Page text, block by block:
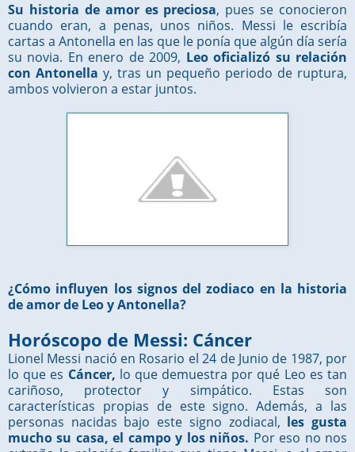
Su historia de amor es preciosa, pues se conocieron
cuando eran, a penas, unos niños. Messi le escribía
cartas a Antonella en las que le ponía que algún día sería
su novia. En enero de 2009, Leo oficializó su relación
con Antonella y, tras un pequeño periodo de ruptura,
ambos volvieron a estar juntos.
¿Cómo influyen los signos del zodiaco en la historia
de amor de Leo y Antonella?
Horóscopo de Messi: Cáncer
Lionel Messi nació en Rosario el 24 de Junio de 1987, por
lo que es Cáncer, lo que demuestra por qué Leo es tan
cariñoso, protector y simpático. Estas son
características propias de este signo. Además, a las
personas nacidas bajo este signo zodiacal, les gusta
mucho su casa, el campo y los niños. Por eso no nos